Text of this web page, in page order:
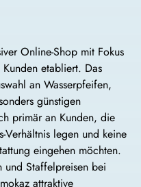
Online-Shop mit Fokus
etabliert. Das
an Wasserpfeifen,
günstigen
primär an Kunden, die
Verhältnis legen und keine
eingehen möchten.
und Staffelpreisen bei
attraktive